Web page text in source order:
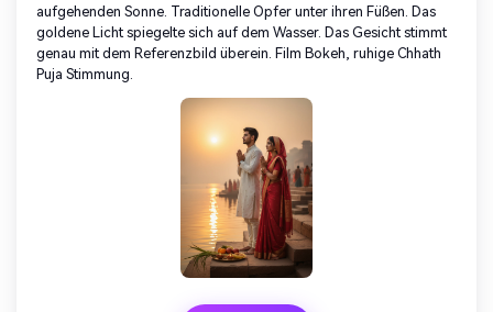
aufgehenden Sonne. Traditionelle Opfer unter ihren Füßen. Das
goldene Licht spiegelte sich auf dem Wasser. Das Gesicht stimmt
genau mit dem Referenzbild überein. Film Bokeh, ruhige Chhath
Puja Stimmung.